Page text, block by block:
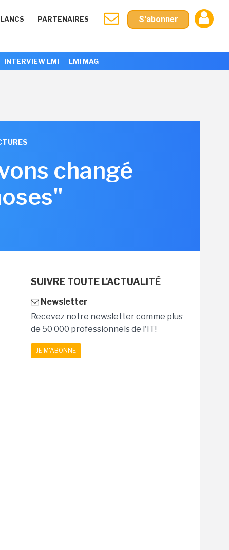
PARTENAIRES S'abonner
INTERVIEW LMI LMI MAG
changé
SUIVRE TOUTE L'ACTUALITÉ
Newsletter
Recevez notre newsletter comme plus
de 50 000 professionnels de l'IT!
JE M'ABONNE